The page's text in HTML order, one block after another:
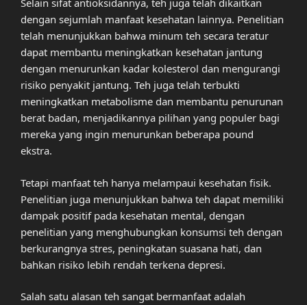
Selain sifat antioksidannya, teh juga telah dikaitkan
dengan sejumlah manfaat kesehatan lainnya. Penelitian
telah menunjukkan bahwa minum teh secara teratur
dapat membantu meningkatkan kesehatan jantung
dengan menurunkan kadar kolesterol dan mengurangi
risiko penyakit jantung. Teh juga telah terbukti
meningkatkan metabolisme dan membantu penurunan
berat badan, menjadikannya pilihan yang populer bagi
mereka yang ingin menurunkan beberapa pound
ekstra.
Tetapi manfaat teh hanya melampaui kesehatan fisik.
Penelitian juga menunjukkan bahwa teh dapat memiliki
dampak positif pada kesehatan mental, dengan
penelitian yang menghubungkan konsumsi teh dengan
berkurangnya stres, peningkatan suasana hati, dan
bahkan risiko lebih rendah terkena depresi.
Salah satu alasan teh sangat bermanfaat adalah